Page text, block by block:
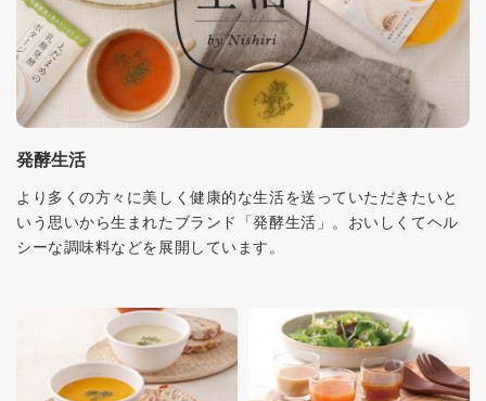
発酵生活
より多くの方々に美しく健康的な生活を送っていただきたいと
いう思いから生まれたブランド「発酵生活」。おいしくてヘル
シーな調味料などを展開しています。